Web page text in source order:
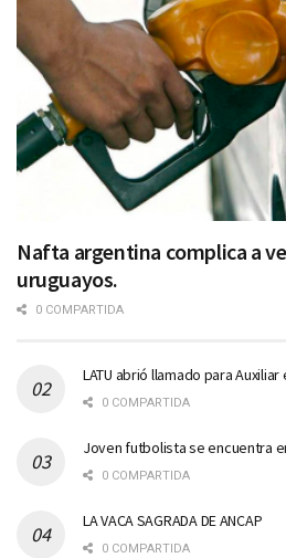
Nafta argentina complica a
uruguayos.
0 COMPARTIDA
LATU abrió llamado para
0 COMPARTIDA
Joven futbolista se encuentra
0 COMPARTIDA
LA VACA SAGRADA DE ANCAP
0 COMPARTIDA